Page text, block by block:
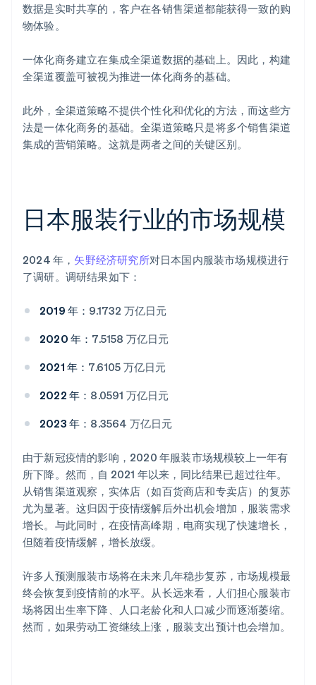
数据是实时共享的，客户在各销售渠道都能获得一致的购
物体验。
一体化商务建立在集成全渠道数据的基础上。因此，构建
全渠道覆盖可被视为推进一体化商务的基础。
此外，全渠道策略不提供个性化和优化的方法，而这些方
法是一体化商务的基础。全渠道策略只是将多个销售渠道
集成的营销策略。这就是两者之间的关键区别。
日本服装行业的市场规模
2024 年， 矢野经济研究所对日本国内服装市场规模进行
了调研。调研结果如下：
2019 年： 9.1732 万亿日元
2020 年： 7.5158 万亿日元
2021 年： 7.6105 万亿日元
2022 年： 8.0591 万亿日元
2023 年： 8.3564 万亿日元
由于新冠疫情的影响，2020 年服装市场规模较上一年有
所下降。然而，自 2021 年以来，同比结果已超过往年。
从销售渠道观察，实体店（如百货商店和专卖店）的复苏
尤为显著。这归因于疫情缓解后外出机会增加，服装需求
增长。与此同时，在疫情高峰期，电商实现了快速增长，
但随着疫情缓解，增长放缓。
许多人预测服装市场将在未来几年稳步复苏，市场规模最
终会恢复到疫情前的水平。从长远来看，人们担心服装市
场将因出生率下降、人口老龄化和人口减少而逐渐萎缩。
然而，如果劳动工资继续上涨，服装支出预计也会增加。